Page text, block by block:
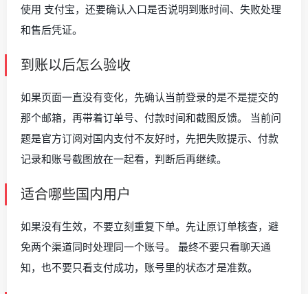
使用 支付宝，还要确认入口是否说明到账时间、失败处理
和售后凭证。
到账以后怎么验收
如果页面一直没有变化，先确认当前登录的是不是提交的
那个邮箱，再带着订单号、付款时间和截图反馈。 当前问
题是官方订阅对国内支付不友好时，先把失败提示、付款
记录和账号截图放在一起看，判断后再继续。
适合哪些国内用户
如果没有生效，不要立刻重复下单。先让原订单核查，避
免两个渠道同时处理同一个账号。 最终不要只看聊天通
知，也不要只看支付成功，账号里的状态才是准数。